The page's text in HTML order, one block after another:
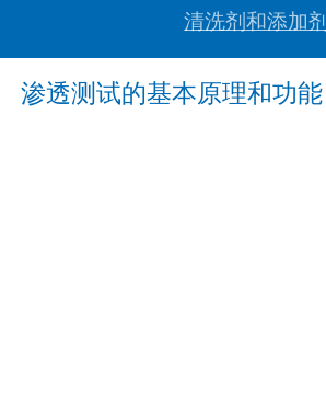
清洗剂和添加剂
渗透测试的基本原理和功能